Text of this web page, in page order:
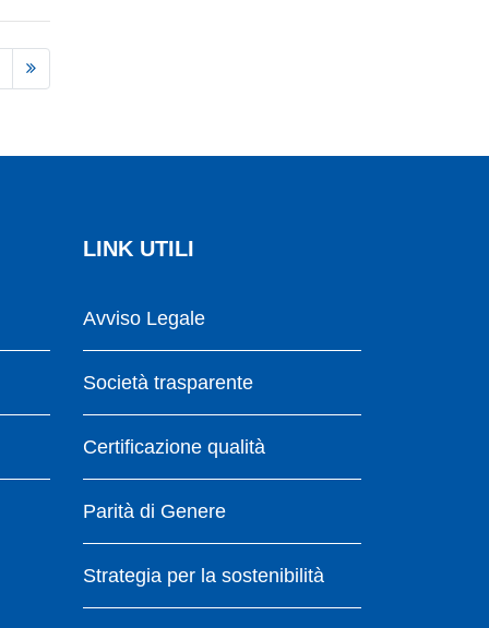
LINK UTILI
Avviso Legale
Società trasparente
Certificazione qualità
Parità di Genere
Strategia per la sostenibilità